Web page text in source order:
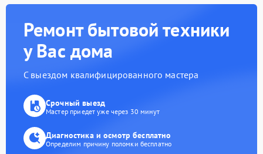
Ремонт бытовой техники
у Вас дома
С выездом квалифицированного мастера
Срочный выезд
Мастер приедет уже через 30 минут
Диагностика и осмотр бесплатно
Определим причину поломки бесплатно